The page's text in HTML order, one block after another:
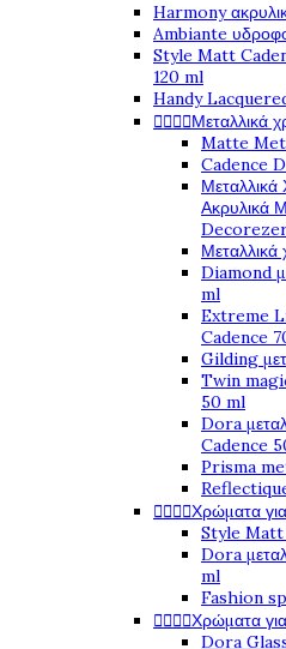
Harmony
Ambiante
Style Matt
120 ml
Handy
Μεταλλικά
Matte
Cadence
Ακρυλικά
Diamond
ml
Extreme
Cadence
Gilding
Twin
50 ml
Dora
Cadence
Prisma
Χρώματα
Style Matt
Dora
ml
Fashion
Χρώματα
Dora